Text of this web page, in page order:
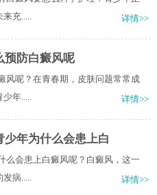
充.....
详情>>
预防白癜风呢
风呢？在青春期，皮肤问题常常成
年.....
详情>>
年为什么会患上白
么会患上白癜风呢？白癜风，这一
病.....
详情>>